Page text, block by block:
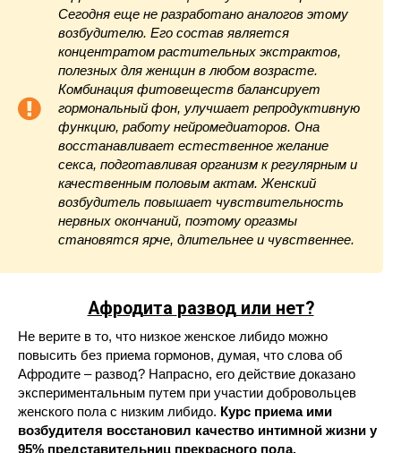
Сегодня еще не разработано аналогов этому
возбудителю. Его состав является
концентратом растительных экстрактов,
полезных для женщин в любом возрасте.
Комбинация фитовеществ балансирует
гормональный фон, улучшает репродуктивную
функцию, работу нейромедиаторов. Она
восстанавливает естественное желание
секса, подготавливая организм к регулярным и
качественным половым актам. Женский
возбудитель повышает чувствительность
нервных окончаний, поэтому оргазмы
становятся ярче, длительнее и чувственнее.
Афродита развод или нет?
Не верите в то, что низкое женское либидо можно
повысить без приема гормонов, думая, что слова об
Афродите – развод? Напрасно, его действие доказано
экспериментальным путем при участии добровольцев
женского пола с низким либидо. Курс приема ими
возбудителя восстановил качество интимной жизни у
95% представительниц прекрасного пола.